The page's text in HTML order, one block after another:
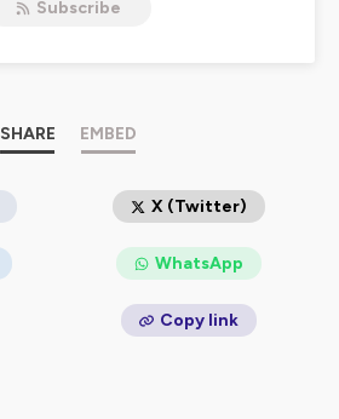
Subscribe
SHARE EMBED
X (Twitter)
WhatsApp
Copy link